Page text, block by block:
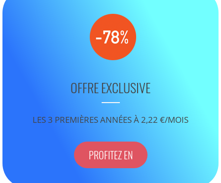
OFFRE EXCLUSIVE
LES 3 PREMIÈRES ANNÉES À 2,22 €/MOIS
PROFITEZ EN